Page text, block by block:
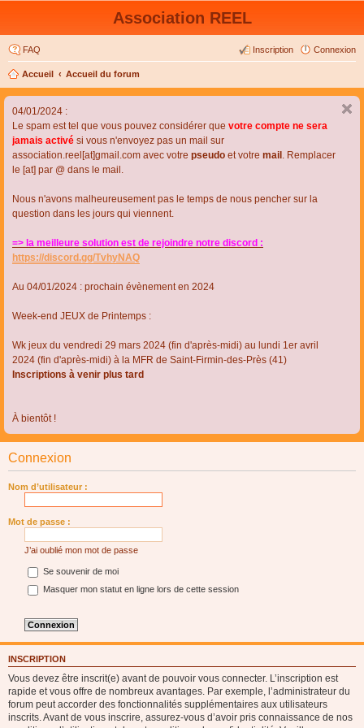
Association REEL
FAQ Connexion
Inscription
Accueil Accueil du forum
04/01/2024 :
Le spam est tel que vous pouvez considérer que votre compte ne sera
jamais activé si vous n'envoyez pas un mail sur
association.reel[at]gmail.com avec votre pseudo et votre mail . Remplacer
le [at] par @ dans le mail.
Nous n'avons malheureusement pas le temps de nous pencher sur la
question dans les jours qui viennent.
=> la meilleure solution est de rejoindre notre discord :
https://discord.gg/TvhyNAQ
Au 04/01/2024 : prochain évènement en 2024
Week-end JEUX de Printemps :
Wk jeux du vendredi 29 mars 2024 (fin d'après-midi) au lundi 1er avril
2024 (fin d'après-midi) à la MFR de Saint-Firmin-des-Près (41)
Inscriptions à venir plus tard
À bientôt !
Connexion
Nom d’utilisateur :
Mot de passe :
J’ai oublié mon mot de passe
Se souvenir de moi
Masquer mon statut en ligne lors de cette session
INSCRIPTION
Vous devez être inscrit(e) avant de pouvoir vous connecter. L’inscription est
rapide et vous offre de nombreux avantages. Par exemple, l’administrateur du
forum peut accorder des fonctionnalités supplémentaires aux utilisateurs
inscrits. Avant de vous inscrire, assurez-vous d’avoir pris connaissance de nos